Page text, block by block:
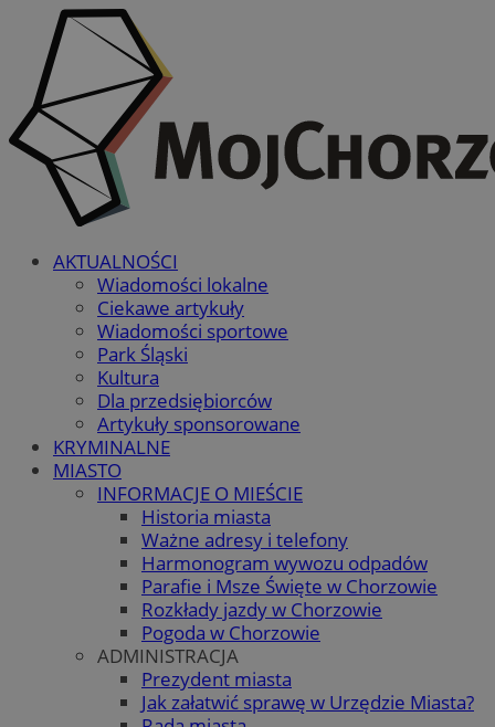
AKTUALNOŚCI
Wiadomości lokalne
Ciekawe artykuły
Wiadomości sportowe
Park Śląski
Kultura
Dla przedsiębiorców
Artykuły sponsorowane
KRYMINALNE
MIASTO
INFORMACJE O MIEŚCIE
Historia miasta
Ważne adresy i telefony
Harmonogram wywozu odpadów
Parafie i Msze Święte w Chorzowie
Rozkłady jazdy w Chorzowie
Pogoda w Chorzowie
ADMINISTRACJA
Prezydent miasta
Jak załatwić sprawę w Urzędzie Miasta?